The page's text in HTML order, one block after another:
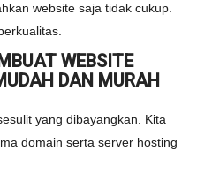
website saja tidak cukup.
WEBSITE
DAN MURAH
yang dibayangkan. Kita
domain serta server hosting